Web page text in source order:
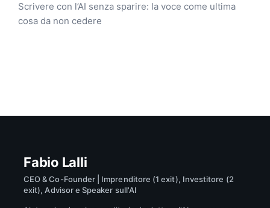
Scrivere con l’AI senza sparire: la voce come ultima
cosa da non cedere
Fabio Lalli
CEO & Co-Founder | Imprenditore (1 exit), Investitore (2
exit), Advisor e Speaker sull'AI